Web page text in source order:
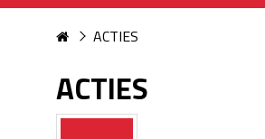
ACTIES
ACTIES